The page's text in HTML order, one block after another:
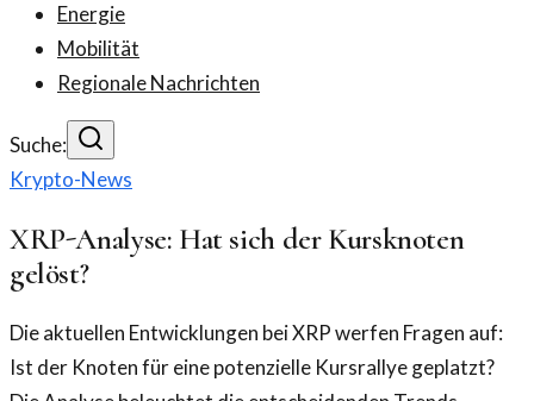
Energie
Mobilität
Regionale Nachrichten
Suche:
Krypto-News
XRP-Analyse: Hat sich der Kursknoten
gelöst?
Die aktuellen Entwicklungen bei XRP werfen Fragen auf:
Ist der Knoten für eine potenzielle Kursrallye geplatzt?